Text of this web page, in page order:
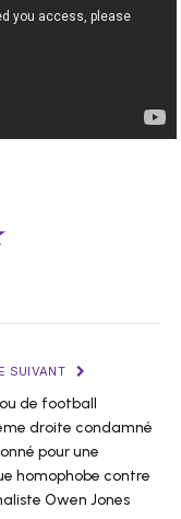
SUIVANT
de football
droite condamné
pour une
homophobe contre
Owen Jones